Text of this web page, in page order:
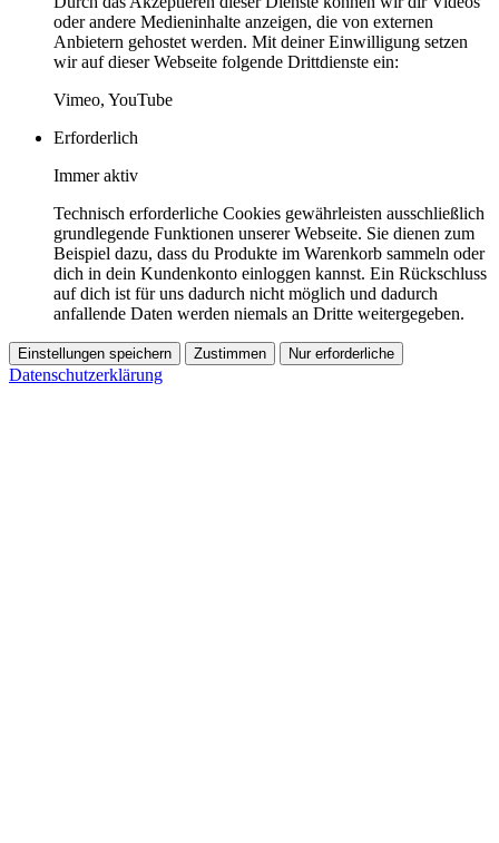
oder andere Medieninhalte anzeigen, die von externen
Anbietern gehostet werden. Mit deiner Einwilligung setzen
wir auf dieser Webseite folgende Drittdienste ein:
Vimeo, YouTube
Erforderlich
Immer aktiv
Technisch erforderliche Cookies gewährleisten ausschließlich
grundlegende Funktionen unserer Webseite. Sie dienen zum
Beispiel dazu, dass du Produkte im Warenkorb sammeln oder
dich in dein Kundenkonto einloggen kannst. Ein Rückschluss
auf dich ist für uns dadurch nicht möglich und dadurch
anfallende Daten werden niemals an Dritte weitergegeben.
Einstellungen speichern Zustimmen Nur erforderliche
Datenschutzerklärung